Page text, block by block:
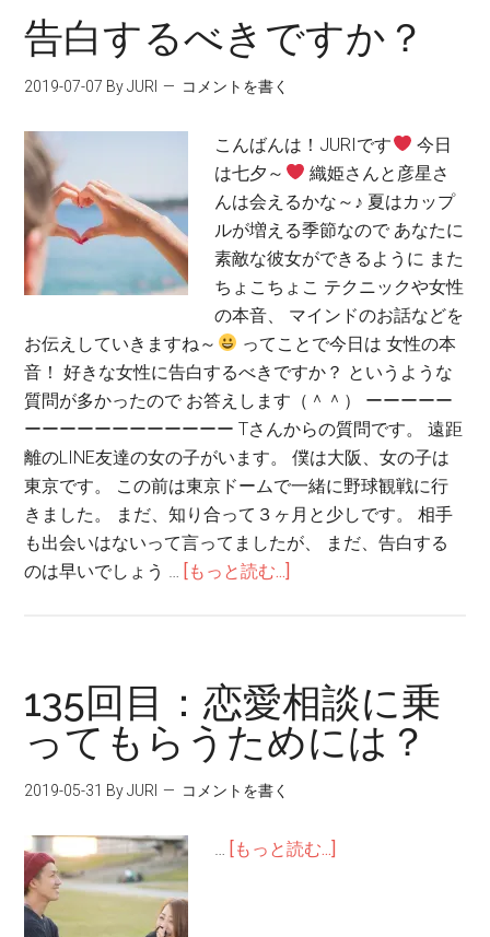
告白するべきですか？
2019-07-07 By JURI コメントを書く
こんばんは！JURIです
今日
は七夕～
織姫さんと彦星さ
んは会えるかな～♪ 夏はカップ
ルが増える季節なので あなたに
素敵な彼女ができるように また
ちょこちょこ テクニックや女性
の本音、 マインドのお話などを
お伝えしていきますね～
ってことで今日は 女性の本
音！ 好きな女性に告白するべきですか？ というような
質問が多かったので お答えします（＾＾） ーーーーー
ーーーーーーーーーーーー Tさんからの質問です。 遠距
離のLINE友達の女の子がいます。 僕は大阪、女の子は
東京です。 この前は東京ドームで一緒に野球観戦に行
きました。 まだ、知り合って３ヶ月と少しです。 相手
も出会いはないって言ってましたが、 まだ、告白する
のは早いでしょう … [もっと読む...]
135回目：恋愛相談に乗
ってもらうためには？
2019-05-31 By JURI コメントを書く
… [もっと読む...]